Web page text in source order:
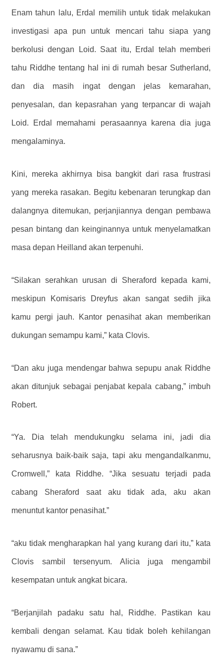
Enam tahun lalu, Erdal memilih untuk tidak melakukan
investigasi apa pun untuk mencari tahu siapa yang
berkolusi dengan Loid. Saat itu, Erdal telah memberi
tahu Riddhe tentang hal ini di rumah besar Sutherland,
dan dia masih ingat dengan jelas kemarahan,
penyesalan, dan kepasrahan yang terpancar di wajah
Loid. Erdal memahami perasaannya karena dia juga
mengalaminya.
Kini, mereka akhirnya bisa bangkit dari rasa frustrasi
yang mereka rasakan. Begitu kebenaran terungkap dan
dalangnya ditemukan, perjanjiannya dengan pembawa
pesan bintang dan keinginannya untuk menyelamatkan
masa depan Heilland akan terpenuhi.
“Silakan serahkan urusan di Sheraford kepada kami,
meskipun Komisaris Dreyfus akan sangat sedih jika
kamu pergi jauh. Kantor penasihat akan memberikan
dukungan semampu kami,” kata Clovis.
“Dan aku juga mendengar bahwa sepupu anak Riddhe
akan ditunjuk sebagai penjabat kepala cabang,” imbuh
Robert.
“Ya. Dia telah mendukungku selama ini, jadi dia
seharusnya baik-baik saja, tapi aku mengandalkanmu,
Cromwell,” kata Riddhe. “Jika sesuatu terjadi pada
cabang Sheraford saat aku tidak ada, aku akan
menuntut kantor penasihat.”
“aku tidak mengharapkan hal yang kurang dari itu,” kata
Clovis sambil tersenyum. Alicia juga mengambil
kesempatan untuk angkat bicara.
“Berjanjilah padaku satu hal, Riddhe. Pastikan kau
kembali dengan selamat. Kau tidak boleh kehilangan
nyawamu di sana.”